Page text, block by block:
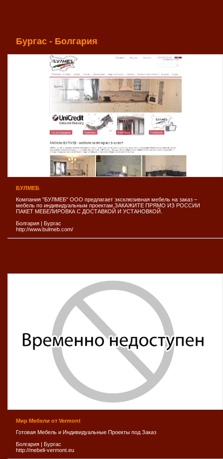
Бургас - Болгария
БУЛМЕБ
Компания "БУЛМЕБ" ООО предлагает эксклюзивная мебель на заказ –
мебель по индивидуальным проектам.ЗАКАЖИТЕ ПРЯМО ИЗ РОССИИ
ПАКЕТ МЕБЕЛИРОВКА С ДОСТАВКОЙ И УСТАНОВКОЙ.
Болгария | Бургас
http://www.bulmeb.com/
Мир Мебели от Vermont
Готовая Мебель и Индивидуальные Проекты под Заказ
Болгария | Бургас
http://mebeli-vermont.eu